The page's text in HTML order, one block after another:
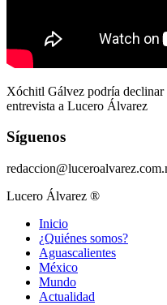
Xóchitl Gálvez podría declinar
entrevista a Lucero Álvarez
Síguenos
Lucero Álvarez ®
Inicio
¿Quiénes somos?
Aguascalientes
México
Mundo
Actualidad